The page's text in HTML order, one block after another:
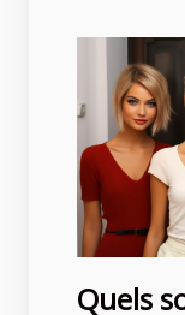
Quels